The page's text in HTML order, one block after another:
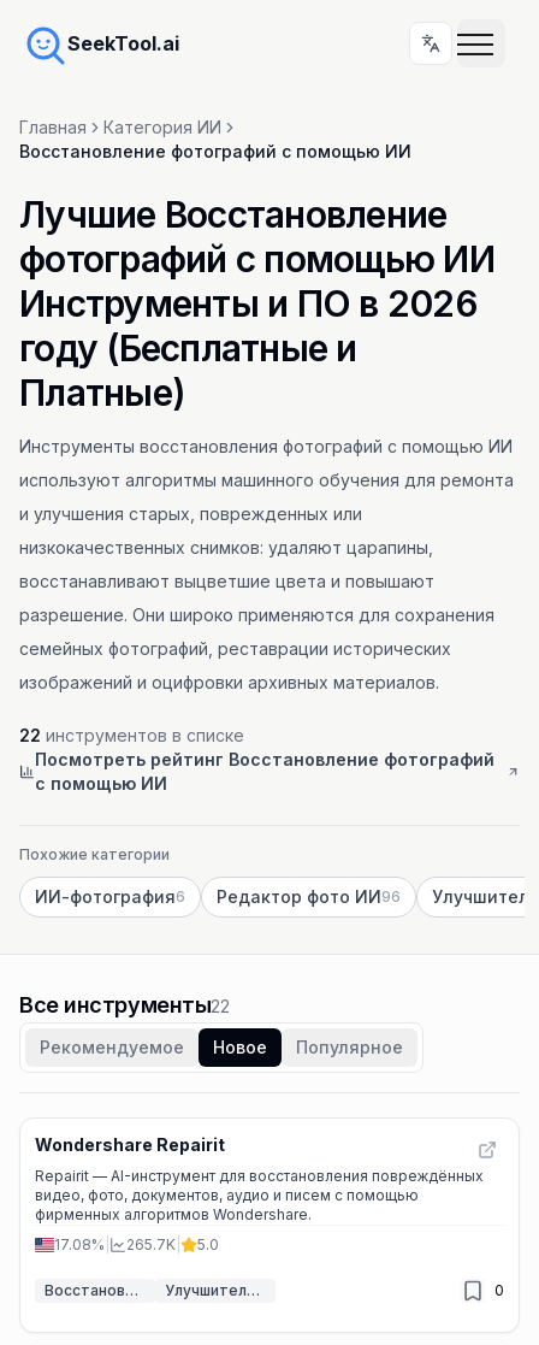
SeekTool.ai
Главная
Категория ИИ
Восстановление фотографий с помощью ИИ
Лучшие Восстановление
фотографий с помощью ИИ
Инструменты и ПО в 2026
году (Бесплатные и
Платные)
Инструменты восстановления фотографий с помощью ИИ
используют алгоритмы машинного обучения для ремонта
и улучшения старых, поврежденных или
низкокачественных снимков: удаляют царапины,
восстанавливают выцветшие цвета и повышают
разрешение. Они широко применяются для сохранения
семейных фотографий, реставрации исторических
изображений и оцифровки архивных материалов.
22 инструментов в списке
Посмотреть рейтинг Восстановление фотографий
с помощью ИИ
Похожие категории
ИИ-фотография6 Редактор фото ИИ96
Все инструменты22
Рекомендуемое
Новое Популярное
Wondershare Repairit
Repairit — AI-инструмент для восстановления повреждённых
видео, фото, документов, аудио и писем с помощью
фирменных алгоритмов Wondershare.
17.08%
265.7K 5.0
Восстановление фотографий с помощью ИИ Улучшитель видео 0